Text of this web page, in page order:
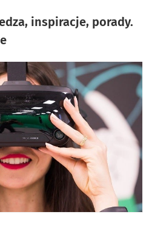
inspiracje, porady.